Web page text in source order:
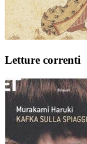
Letture correnti